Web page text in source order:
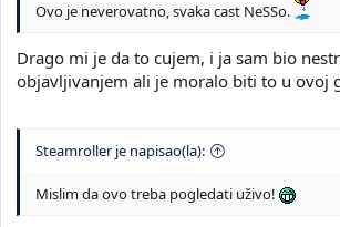
Ovo je neverovatno, svaka cast NeSSo.
Drago mi je da to cujem, i ja sam bio
objavljivanjem ali je moralo biti to u ovoj
Steamroller je napisao(la):
Mislim da ovo treba pogledati uživo!